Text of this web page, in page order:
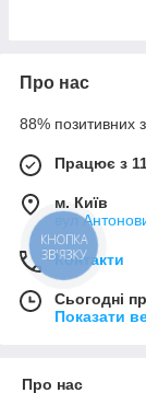
Про нас
88% позитивних з
Працює з
м. Київ
вул
Контакти
Сьогодні
Показати
Про нас
КНОПКА
ЗВ'ЯЗКУ